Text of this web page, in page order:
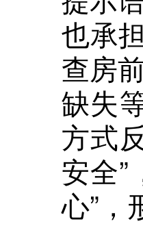
也承
查房
缺失
方式
安全”
心”，